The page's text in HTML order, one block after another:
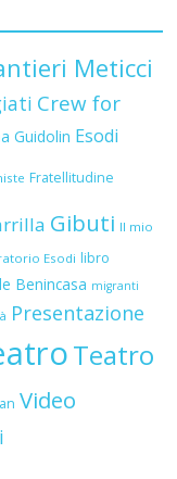
Meticci
Crew for
Guidolin Esodi
Fratellitudine
Gibuti Il mio
Esodi libro
Benincasa migranti
Presentazione
Teatro
Video